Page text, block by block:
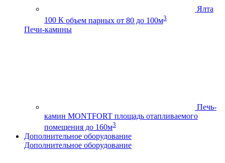
Ялта
100 К объем парных от 80 до 100м3
Печи-камины
Печь-
камин MONTFORT площадь отапливаемого
помещения до 160м3
Дополнительное оборудование
Дополнительное оборудование